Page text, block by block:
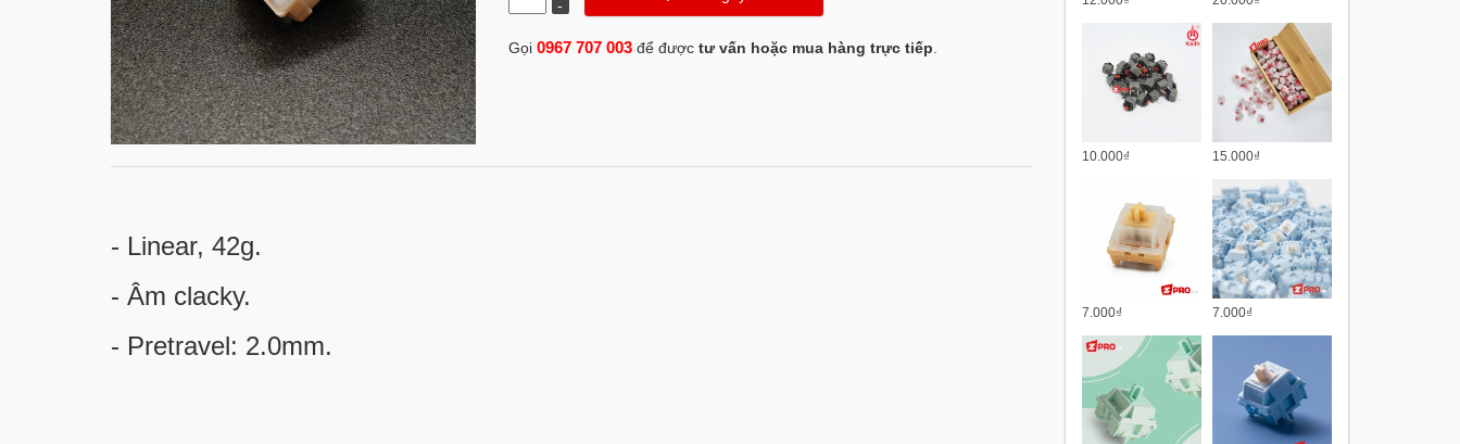
Gọi 0967 707 003để được tư vấn hoặc mua hàng trực tiếp
- Linear, 42g.
- Âm clacky.
- Pretravel: 2.0mm.
10.000₫ 15.000₫
7.000₫ 7.000₫